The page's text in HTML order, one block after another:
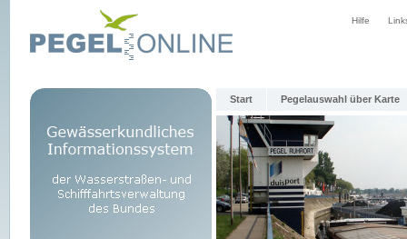
Hilfe
Start Pegelauswahl über Karte